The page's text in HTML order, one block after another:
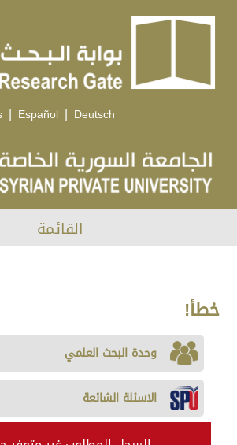
| Español | Deutsch
القائمة
خطأ!
وحدة البحث العلمي
الاسئلة الشائعة